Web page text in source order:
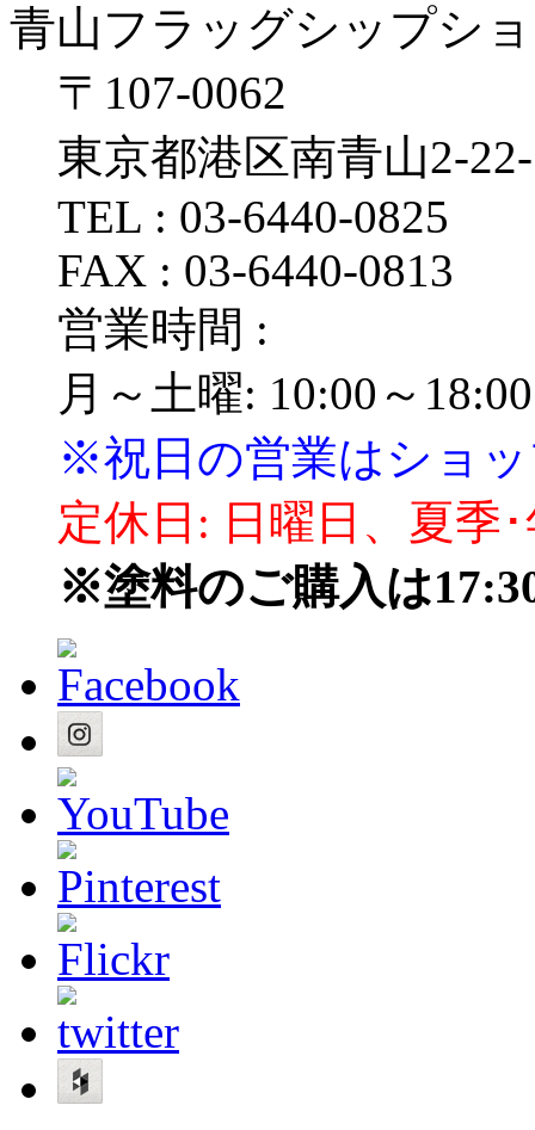
青山フラッグシップシ
〒107‐0062
東京都港区南青山
TEL : 03‐6440‐0825
FAX : 03‐6440‐0813
営業時間 :
月～土曜: 10:00～18:00
※祝日の営業はショ
定休日: 日曜日、夏季
※塗料のご購入は